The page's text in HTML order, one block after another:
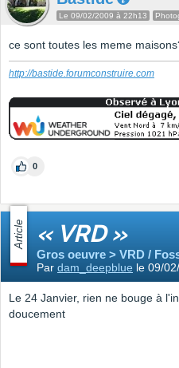
Le 09/02/2009 à 22h13
ce sont toutes les meme
http://bastide.forumconstruire.com
0
Article « VRD »
Gros oeuvre > VRD /
Par dam_deepblue le 09/
Le 24 Janvier, rien ne bouge à
doucement